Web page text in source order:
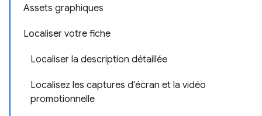
Assets graphiques
Localiser votre fiche
Localiser la description détaillée
Localisez les captures d'écran et la vidéo
promotionnelle